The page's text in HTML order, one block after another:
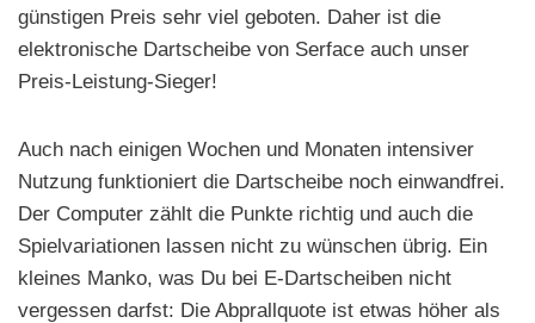
günstigen Preis sehr viel geboten. Daher ist die
elektronische Dartscheibe von Serface auch unser
Preis-Leistung-Sieger!
Auch nach einigen Wochen und Monaten intensiver
Nutzung funktioniert die Dartscheibe noch einwandfrei.
Der Computer zählt die Punkte richtig und auch die
Spielvariationen lassen nicht zu wünschen übrig. Ein
kleines Manko, was Du bei E-Dartscheiben nicht
vergessen darfst: Die Abprallquote ist etwas höher als